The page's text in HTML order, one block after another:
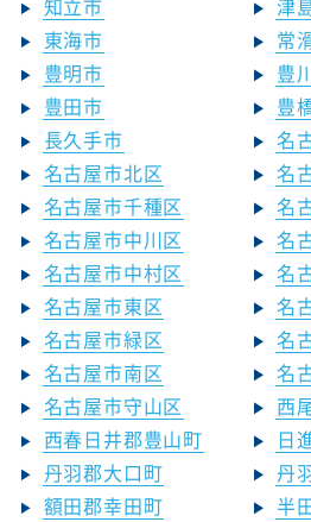
知立市
津
東海市
常
豊明市
豊
豊田市
豊
長久手市
名
名古屋市北区
名
名古屋市千種区
名
名古屋市中川区
名
名古屋市中村区
名
名古屋市東区
名
名古屋市緑区
名
名古屋市南区
名
名古屋市守山区
西
西春日井郡豊山町
日
丹羽郡大口町
丹
額田郡幸田町
半